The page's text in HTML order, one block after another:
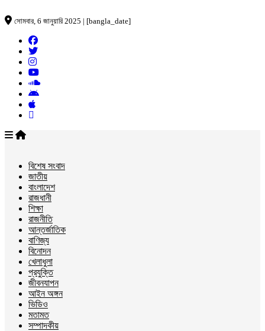
সোমবার, 6 জানুয়ারি 2025 | [bangla_date]
বিশেষ সংবাদ
জাতীয়
বাংলাদেশ
রাজধানী
শিক্ষা
রাজনীতি
আন্তর্জাতিক
বাণিজ্য
বিনোদন
খেলাধুলা
প্রযুক্তি
জীবনযাপন
আইন অঙ্গন
ভিডিও
মতামত
সম্পাদকীয়